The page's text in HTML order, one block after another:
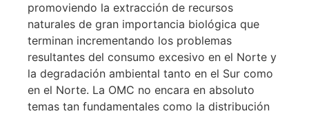
promoviendo la extracción de recursos
naturales de gran importancia biológica que
terminan incrementando los problemas
resultantes del consumo excesivo en el Norte y
la degradación ambiental tanto en el Sur como
en el Norte. La OMC no encara en absoluto
temas tan fundamentales como la distribución